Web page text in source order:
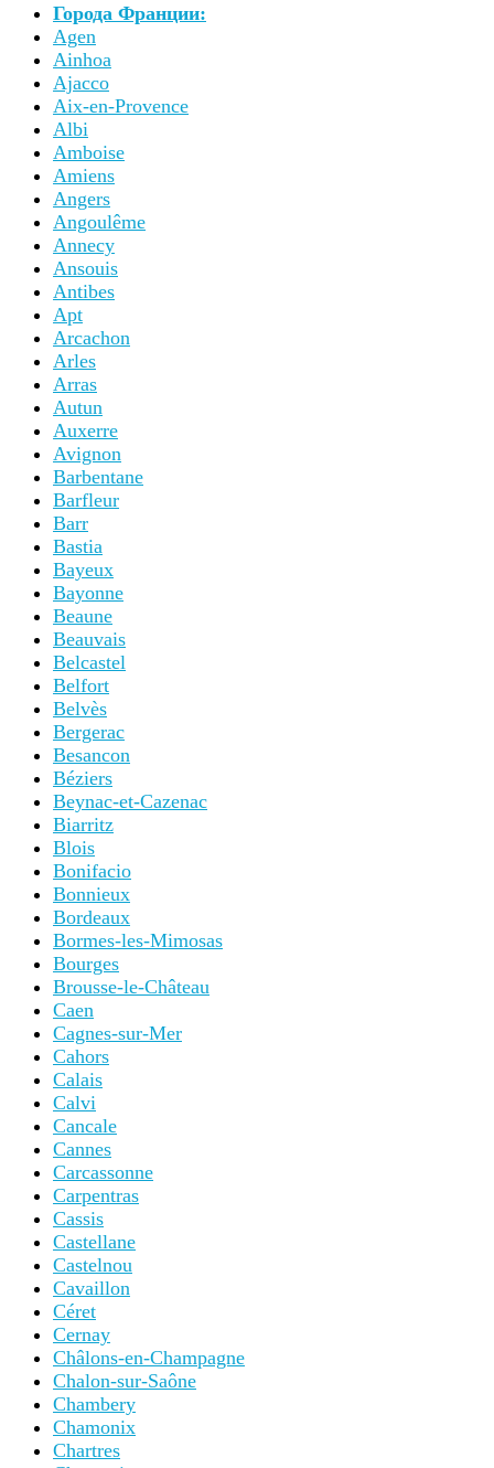
Города Франции:
Agen
Ainhoa
Ajacco
Aix-en-Provence
Albi
Amboise
Amiens
Angers
Angoulême
Annecy
Ansouis
Antibes
Apt
Arcachon
Arles
Arras
Autun
Auxerre
Avignon
Barbentane
Barfleur
Barr
Bastia
Bayeux
Bayonne
Beaune
Beauvais
Belcastel
Belfort
Belvès
Bergerac
Besancon
Béziers
Beynac-et-Cazenac
Biarritz
Blois
Bonifacio
Bonnieux
Bordeaux
Bormes-les-Mimosas
Bourges
Brousse-le-Château
Caen
Cagnes-sur-Mer
Cahors
Calais
Calvi
Cancale
Cannes
Carcassonne
Carpentras
Cassis
Castellane
Castelnou
Cavaillon
Céret
Cernay
Châlons-en-Champagne
Chalon-sur-Saône
Chambery
Chamonix
Chartres